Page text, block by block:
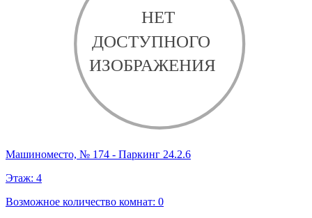
Машиноместо, № 174 - Паркинг 24.2.6
Этаж: 4
Возможное количество комнат: 0